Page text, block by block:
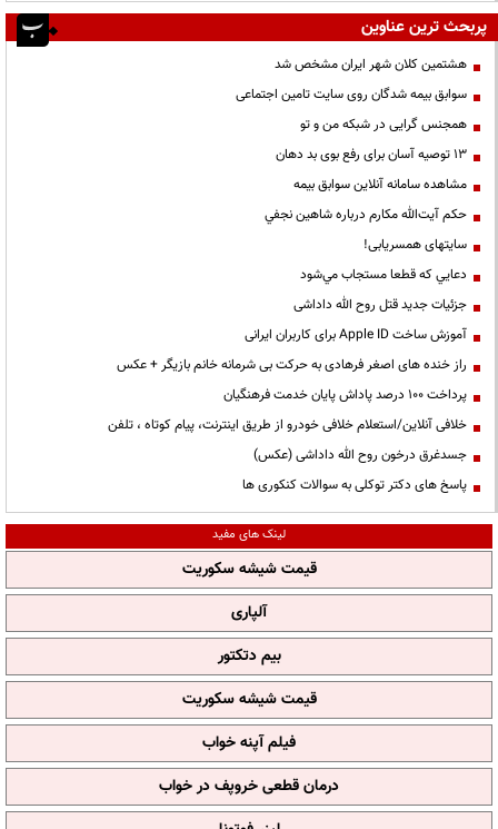
پربحث ترین عناوین
هشتمین کلان شهر ایران مشخص شد
سوابق بیمه شدگان روی سایت تامین اجتماعی
همجنس گرایی در شبکه من و تو
13 توصیه آسان برای رفع بوی بد دهان
مشاهده سامانه آنلاين سوابق بیمه
حكم آيت‌الله مكارم درباره شاهين نجفي
سایتهای همسریابی!
دعايي كه قطعا مستجاب مي‌شود
جزئیات جدید قتل روح الله داداشی
آموزش ساخت Apple ID برای کاربران ایرانی
راز خنده های اصغر فرهادی به حرکت بی شرمانه خانم بازیگر + عکس
پرداخت ۱۰۰ درصد پاداش پایان خدمت فرهنگیان
خلافی آنلاین/استعلام خلافی خودرو از طریق اینترنت، پیام کوتاه ، تلفن
جسدغرق درخون روح الله داداشی (عکس)
پاسخ های دکتر توکلی به سوالات کنکوری ها
لینک های مفید
قیمت شیشه سکوریت
آلپاری
بیم دتکتور
قیمت شیشه سکوریت
فیلم آپنه خواب
درمان قطعی خروپف در خواب